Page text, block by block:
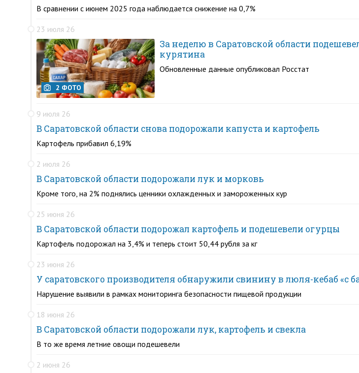
В сравнении с июнем 2025 года наблюдается снижение на 0,7%
23 июля 26
2 ФОТО
За неделю в Саратовской области
курятина
Обновленные данные опубликовал Росстат
9 июля 26
В Саратовской области снова подорожали капуста и картофель
Картофель прибавил 6,19%
2 июля 26
В Саратовской области подорожали лук и морковь
Кроме того, на 2% поднялись ценники охлажденных и замороженных кур
25 июня 26
В Саратовской области подорожал картофель и подешевели огурцы
Картофель подорожал на 3,4% и теперь стоит 50,44 рубля за кг
23 июня 26
У саратовского производителя обнаружили свинину в люля-кебаб «с
Нарушение выявили в рамках мониторинга безопасности пищевой продукции
18 июня 26
В Саратовской области подорожали лук, картофель и свекла
В то же время летние овощи подешевели
2 июня 26